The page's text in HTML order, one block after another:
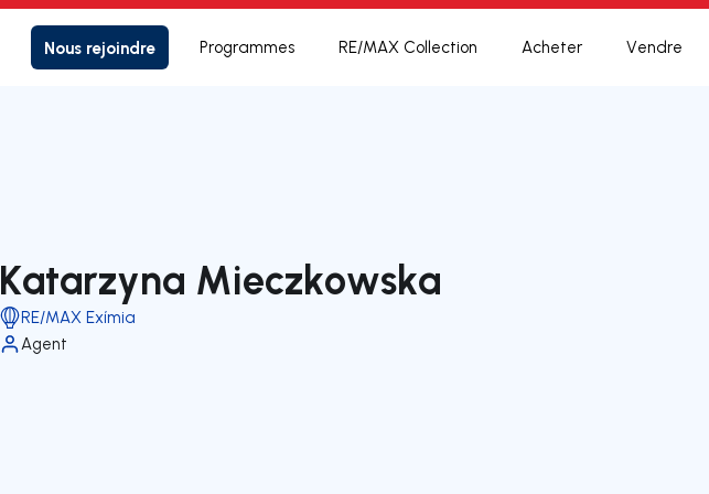
Nous rejoindre Programmes RE/MAX Collection Acheter Vendre
Katarzyna Mieczkowska
RE/MAX Exímia
Agent